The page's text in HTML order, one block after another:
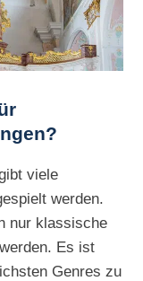
viele
werden.
nur klassische
Es ist
Genres zu